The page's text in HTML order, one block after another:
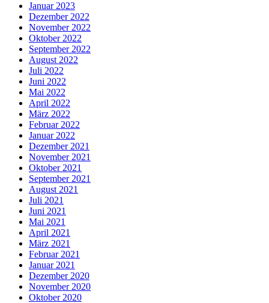
Januar 2023
Dezember 2022
November 2022
Oktober 2022
September 2022
August 2022
Juli 2022
Juni 2022
Mai 2022
April 2022
März 2022
Februar 2022
Januar 2022
Dezember 2021
November 2021
Oktober 2021
September 2021
August 2021
Juli 2021
Juni 2021
Mai 2021
April 2021
März 2021
Februar 2021
Januar 2021
Dezember 2020
November 2020
Oktober 2020